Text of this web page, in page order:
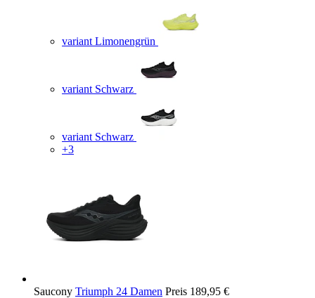
variant Limonengrün
variant Schwarz
variant Schwarz
+3
Saucony Triumph 24 Damen Preis 189,95 €